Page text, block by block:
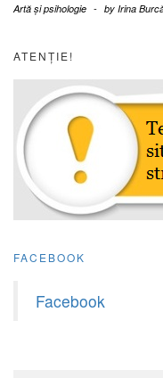
Artă și psihologie - by Irina
ATENȚIE!
FACEBOOK
Facebook